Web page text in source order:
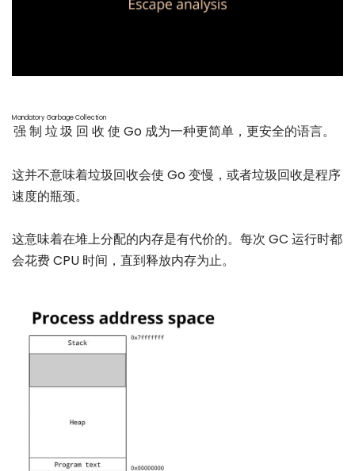
强制垃圾回收
Mandatory Garbage Collection
使 Go 成为一种更简单，更安全的语言。
这并不意味着垃圾回收会使 Go 变慢，或者垃圾回收是程序
速度的瓶颈。
这意味着在堆上分配的内存是有代价的。每次 GC 运行时都
会花费 CPU 时间，直到释放内存为止。